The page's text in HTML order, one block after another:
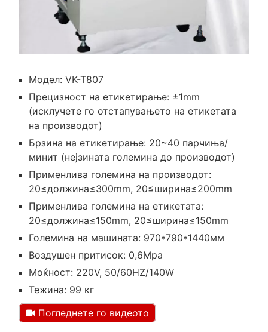
Модел: VK-T807
Прецизност на етикетирање: ±1mm
(исклучете го отстапувањето на етикетата
на производот)
Брзина на етикетирање: 20~40 парчиња/
минит (нејзината големина до производот)
Применлива големина на производот:
20≤должина≤300mm, 20≤ширина≤200mm
Применлива големина на етикетата:
20≤должина≤150mm, 20≤ширина≤150mm
Големина на машината: 970*790*1440мм
Воздушен притисок: 0,6Mpa
Моќност: 220V, 50/60HZ/140W
Тежина: 99 кг
Погледнете го видеото